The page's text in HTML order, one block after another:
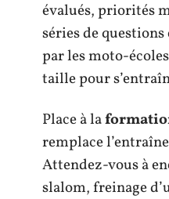
évalués, priorités
séries de
par les moto-
taille pour
Place à la
remplace
Attendez-vous à
slalom, freinage